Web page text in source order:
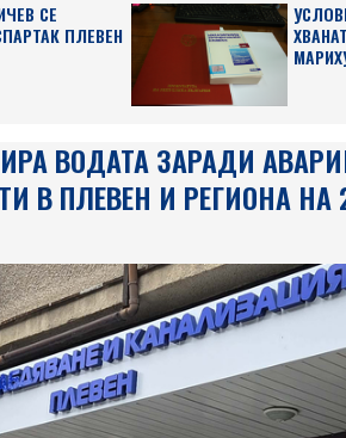
СЕ
ПЛЕВЕН
ВОДАТА ЗАРАДИ
В ПЛЕВЕН И РЕГИОНА